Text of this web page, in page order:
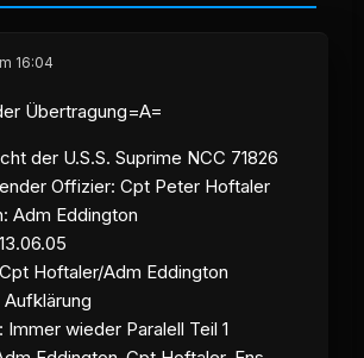
16:04
Übertragung=A=
der U.S.S. Suprime NCC 71826
Offizier: Cpt Peter Hoftaler
Adm Eddington
Hoftaler/Adm Eddington
wieder Paralell Teil 1